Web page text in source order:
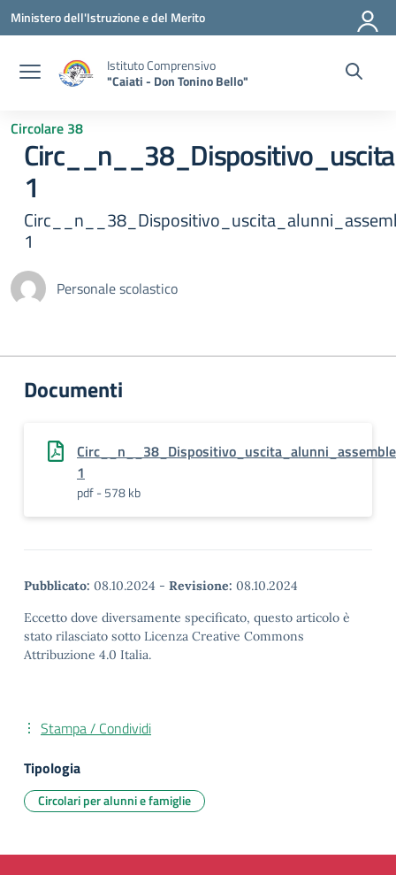
Vai ai contenuti
Vai al menu di navigazione
Vai al footer
Ministero dell'Istruzione e del Merito
Istituto Comprensivo
"Caiati - Don Tonino Bello"
Circolare 38
1
1
Personale scolastico
Documenti
1
pdf - 578 kb
Pubblicato: 08.10.2024 - Revisione: 08.10.2024
Eccetto dove diversamente specificato, questo articolo è
stato rilasciato sotto Licenza Creative Commons
Attribuzione 4.0 Italia.
Stampa / Condividi
Tipologia
Circolari per alunni e famiglie